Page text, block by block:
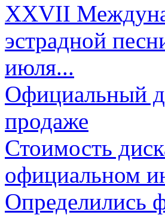
XXVII
эстрадной
июля...
Официальный
продаже
Стоимость
официальном
Определились